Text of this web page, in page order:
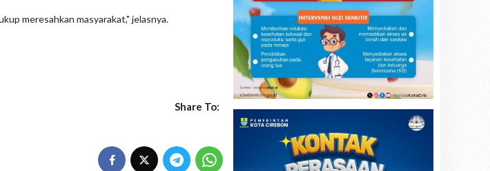
meresahkan masyarakat," jelasnya.
Share To: